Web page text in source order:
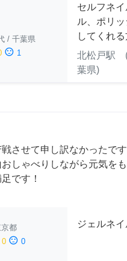
/ 千葉県
sentiment_dissatisfied 1
セルフネ
ル、ポリッ
してくれ
北松戸駅
葉県)
させて申し訳なかったで
しゃべりしながら元気を
です！
都
0 sentiment_dissatisfied 0
ジェルネ